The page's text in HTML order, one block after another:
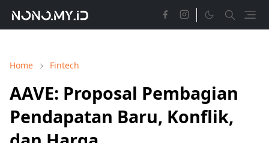
Home Fintech
AAVE: Proposal Pembagian
Pendapatan Baru, Konflik,